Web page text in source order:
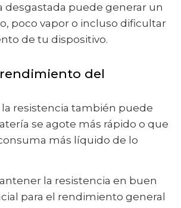
desgastada puede generar un
poco vapor o incluso dificultar
de tu dispositivo.
del
la resistencia también puede
se agote más rápido o que
más líquido de lo
la resistencia en buen
para el rendimiento general